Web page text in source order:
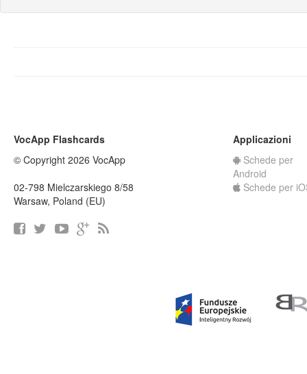
VocApp Flashcards
© Copyright 2026 VocApp
02-798 Mielczarskiego 8/58
Warsaw, Poland (EU)
Applicazioni
Schede per
Android
Schede per